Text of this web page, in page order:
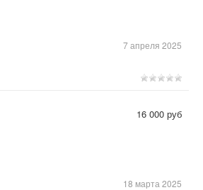
7 апреля 2025
18 марта 2025
16 000 руб